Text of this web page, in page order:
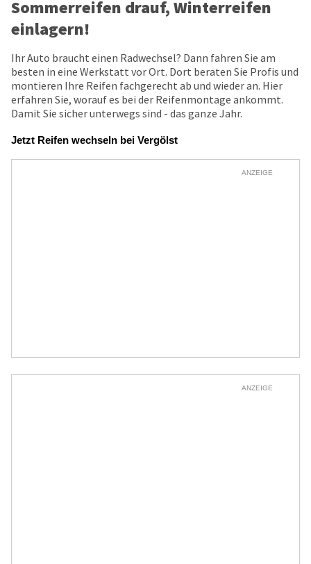
Sommerreifen drauf, Winterreifen
einlagern!
Ihr Auto braucht einen Radwechsel? Dann fahren Sie am
besten in eine Werkstatt vor Ort. Dort beraten Sie Profis und
montieren Ihre Reifen fachgerecht ab und wieder an. Hier
erfahren Sie, worauf es bei der Reifenmontage ankommt.
Damit Sie sicher unterwegs sind - das ganze Jahr.
Jetzt Reifen wechseln bei Vergölst
ANZEIGE
ANZEIGE